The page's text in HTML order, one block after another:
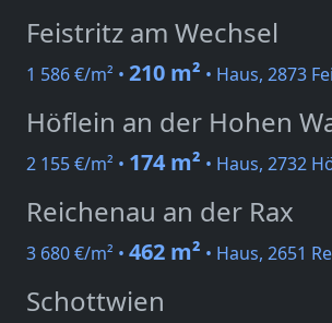
Feistritz am Wechsel
1 586 €/m² • 210 m² • Haus, 2873
Höflein an der Hohen
2 155 €/m² • 174 m² • Haus, 2732
Reichenau an der Rax
3 680 €/m² • 462 m² • Haus, 2651
Schottwien